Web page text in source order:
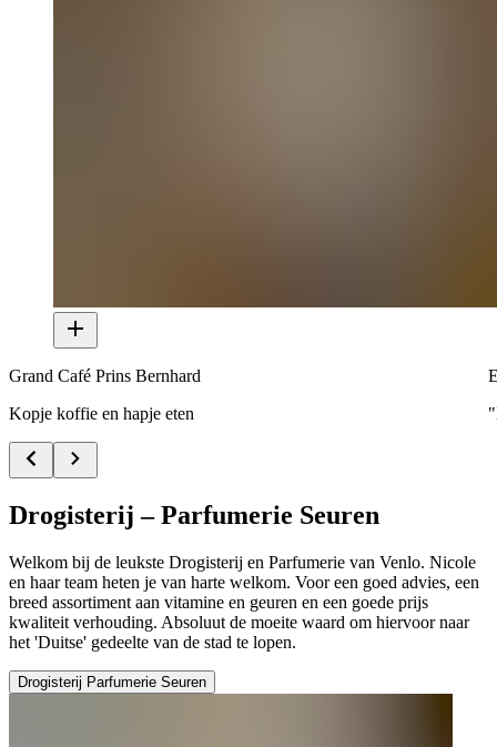
Grand Café Prins Bernhard
Kopje koffie en hapje eten
Drogisterij – Parfumerie Seuren
Welkom bij de leukste Drogisterij en Parfumerie van Venlo. Nicole
en haar team heten je van harte welkom. Voor een goed advies, een
breed assortiment aan vitamine en geuren en een goede prijs
kwaliteit verhouding. Absoluut de moeite waard om hiervoor naar
het 'Duitse' gedeelte van de stad te lopen.
Drogisterij Parfumerie Seuren